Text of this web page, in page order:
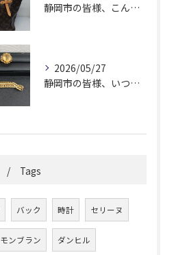
静岡市の皆様、こんにちは！
2026/05/27
静岡市の皆様、いつも大変お世話になっております。
Tags
バック 時計 セリーヌ
モンブラン ダンヒル